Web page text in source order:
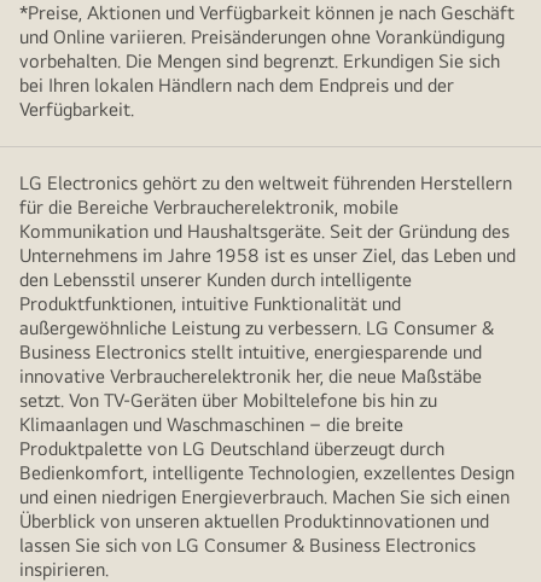
*Preise, Aktionen und Verfügbarkeit können je nach Geschäft
und Online variieren. Preisänderungen ohne Vorankündigung
vorbehalten. Die Mengen sind begrenzt. Erkundigen Sie sich
bei Ihren lokalen Händlern nach dem Endpreis und der
Verfügbarkeit.
LG Electronics gehört zu den weltweit führenden Herstellern
für die Bereiche Verbraucherelektronik, mobile
Kommunikation und Haushaltsgeräte. Seit der Gründung des
Unternehmens im Jahre 1958 ist es unser Ziel, das Leben und
den Lebensstil unserer Kunden durch intelligente
Produktfunktionen, intuitive Funktionalität und
außergewöhnliche Leistung zu verbessern. LG Consumer &
Business Electronics stellt intuitive, energiesparende und
innovative Verbraucherelektronik her, die neue Maßstäbe
setzt. Von TV-Geräten über Mobiltelefone bis hin zu
Klimaanlagen und Waschmaschinen – die breite
Produktpalette von LG Deutschland überzeugt durch
Bedienkomfort, intelligente Technologien, exzellentes Design
und einen niedrigen Energieverbrauch. Machen Sie sich einen
Überblick von unseren aktuellen Produktinnovationen und
lassen Sie sich von LG Consumer & Business Electronics
inspirieren.